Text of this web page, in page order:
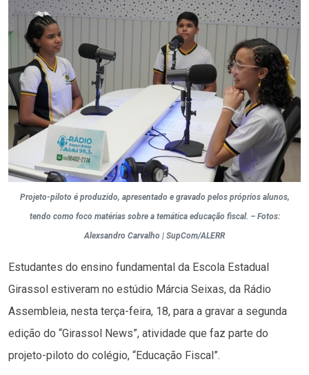
Projeto-piloto é produzido, apresentado e gravado pelos próprios alunos,
tendo como foco matérias sobre a temática educação fiscal. – Fotos:
Alexsandro Carvalho | SupCom/ALERR
Estudantes do ensino fundamental da Escola Estadual
Girassol estiveram no estúdio Márcia Seixas, da Rádio
Assembleia, nesta terça-feira, 18, para a gravar a segunda
edição do “Girassol News”, atividade que faz parte do
projeto-piloto do colégio, “Educação Fiscal”.